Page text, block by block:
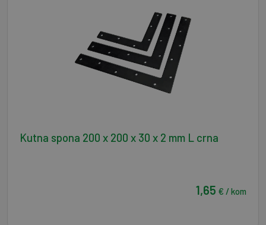
Kutna spona 200 x 200 x 30 x 2 mm L crna
1,65 € / kom